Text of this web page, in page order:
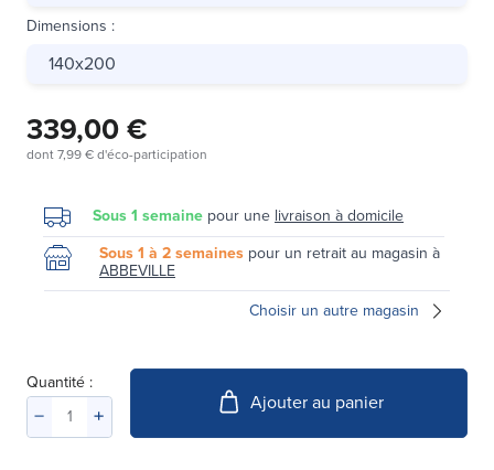
Dimensions :
140x200
339,00 €
dont7,99 €d'éco-participation
Sous 1 semaine pour une livraison à domicile
Sous 1 à 2 semaines pour un retrait au magasin à
ABBEVILLE
Choisir un autre magasin
Quantité :
Ajouter au panier